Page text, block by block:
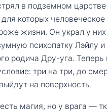
в подземном
которых
жизни. Он украл у
психопатку Лэйлу и
родича Дру-уга.
три на три, до
на поверхность.
магия, но у врага —